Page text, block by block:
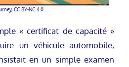
CC BY-NC 4.0
« certificat de capacité »
un véhicule automobile,
en un simple examen